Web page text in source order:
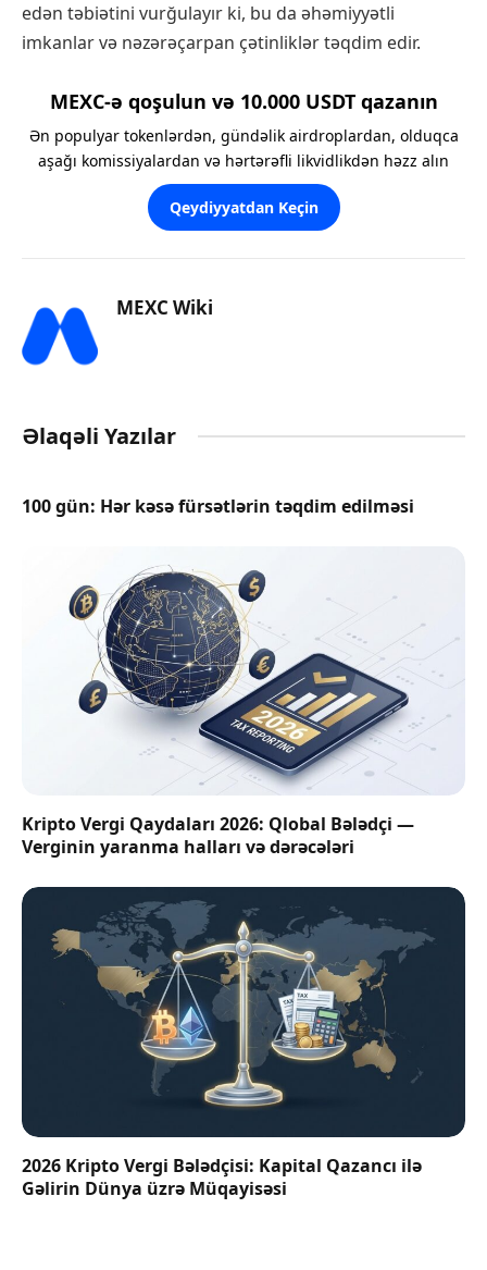
edən təbiətini vurğulayır ki, bu da əhəmiyyətli
imkanlar və nəzərəçarpan çətinliklər təqdim edir.
MEXC-ə qoşulun və 10.000 USDT qazanın
Ən populyar tokenlərdən, gündəlik airdroplardan, olduqca
aşağı komissiyalardan və hərtərəfli likvidlikdən həzz alın
Qeydiyyatdan Keçin
MEXC Wiki
Əlaqəli Yazılar
100 gün: Hər kəsə fürsətlərin təqdim edilməsi
Kripto Vergi Qaydaları 2026: Qlobal Bələdçi —
Verginin yaranma halları və dərəcələri
2026 Kripto Vergi Bələdçisi: Kapital Qazancı ilə
Gəlirin Dünya üzrə Müqayisəsi